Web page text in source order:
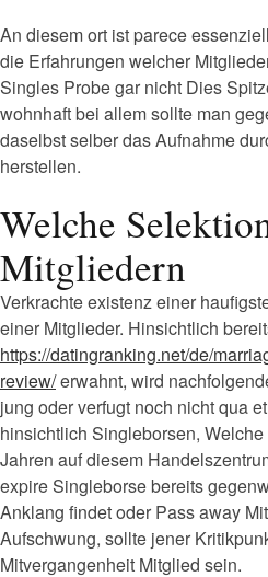
An diesem ort ist parece
die Erfahrungen welcher
Singles Probe gar nicht Dies
wohnhaft bei allem sollte man
daselbst selber das Aufnahme
herstellen.
Welche
Mitgliedern
Verkrachte existenz einer
einer Mitglieder. Hinsichtlich
https://datingranking.net/de/
review/erwahnt, wird
jung oder verfugt noch nicht qua
hinsichtlich Singleborsen,
Jahren auf diesem
expire Singleborse bereits
Anklang findet oder Pass away
Aufschwung, sollte jener
Mitvergangenheit Mitglied sein.